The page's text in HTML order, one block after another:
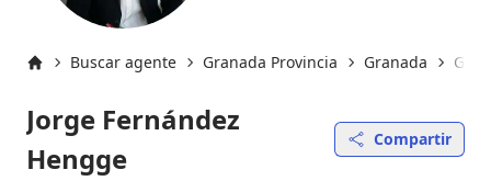
Buscar agente Granada Provincia Granada
Jorge Fernández
Hengge
Compartir